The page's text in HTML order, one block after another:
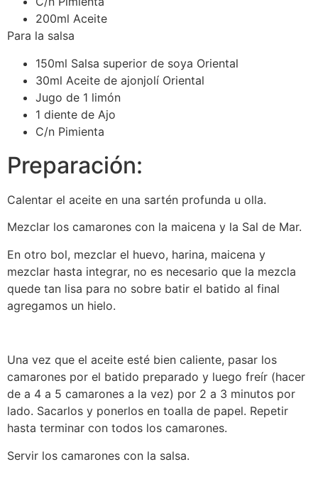
200ml Aceite
Para la salsa
150ml Salsa superior de soya Oriental
30ml Aceite de ajonjolí Oriental
Jugo de 1 limón
1 diente de Ajo
C/n Pimienta
Preparación:
Calentar el aceite en una sartén profunda u olla.
Mezclar los camarones con la maicena y la Sal de Mar.
En otro bol, mezclar el huevo, harina, maicena y
mezclar hasta integrar, no es necesario que la mezcla
quede tan lisa para no sobre batir el batido al final
agregamos un hielo.
Una vez que el aceite esté bien caliente, pasar los
camarones por el batido preparado y luego freír (hacer
de a 4 a 5 camarones a la vez) por 2 a 3 minutos por
lado. Sacarlos y ponerlos en toalla de papel. Repetir
hasta terminar con todos los camarones.
Servir los camarones con la salsa.